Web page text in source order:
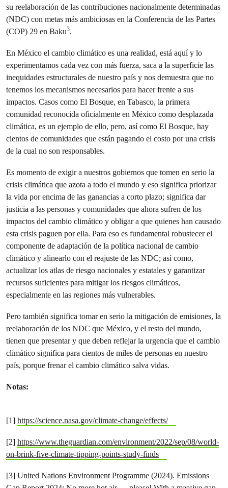
su reelaboración de las contribuciones nacionalmente determinadas
(NDC) con metas más ambiciosas en la Conferencia de las Partes
(COP) 29 en Baku3.
En México el cambio climático es una realidad, está aquí y lo
experimentamos cada vez con más fuerza, saca a la superficie las
inequidades estructurales de nuestro país y nos demuestra que no
tenemos los mecanismos necesarios para hacer frente a sus
impactos. Casos como El Bosque, en Tabasco, la primera
comunidad reconocida oficialmente en México como desplazada
climática, es un ejemplo de ello, pero, así como El Bosque, hay
cientos de comunidades que están pagando el costo por una crisis
de la cual no son responsables.
Es momento de exigir a nuestros gobiernos que tomen en serio la
crisis climática que azota a todo el mundo y eso significa priorizar
la vida por encima de las ganancias a corto plazo; significa dar
justicia a las personas y comunidades que ahora sufren de los
impactos del cambio climático y obligar a que quienes han causado
esta crisis paguen por ella. Para eso es fundamental robustecer el
componente de adaptación de la política nacional de cambio
climático y alinearlo con el reajuste de las NDC; así como,
actualizar los atlas de riesgo nacionales y estatales y garantizar
recursos suficientes para mitigar los riesgos climáticos,
especialmente en las regiones más vulnerables.
Pero también significa tomar en serio la mitigación de emisiones, la
reelaboración de los NDC que México, y el resto del mundo,
tienen que presentar y que deben reflejar la urgencia que el cambio
climático significa para cientos de miles de personas en nuestro
país, porque frenar el cambio climático salva vidas.
Notas:
[1] https://science.nasa.gov/climate-change/effects/
[2] https://www.theguardian.com/environment/2022/sep/08/world-
on-brink-five-climate-tipping-points-study-finds
[3] United Nations Environment Programme (2024). Emissions